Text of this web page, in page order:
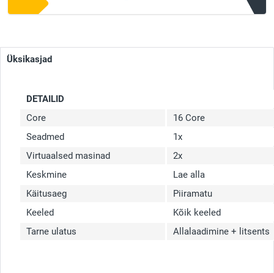
Üksikasjad
DETAILID
Core
16 Core
Seadmed
1x
Virtuaalsed masinad
2x
Keskmine
Lae alla
Käitusaeg
Piiramatu
Keeled
Kõik keeled
Tarne ulatus
Allalaadimine + litsents